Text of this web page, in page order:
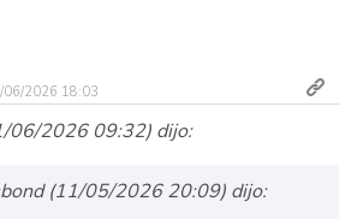
06/2026 18:03
06/2026 09:32) dijo:
(11/05/2026 20:09) dijo: